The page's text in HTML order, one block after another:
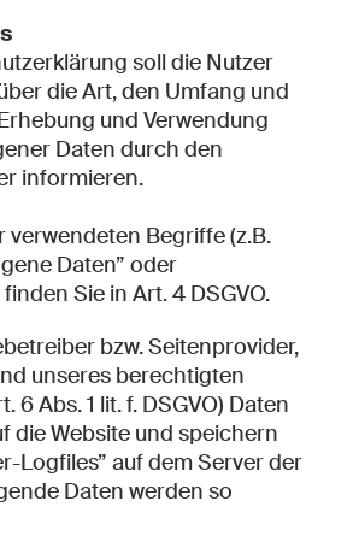
soll die Nutzer
die Art, den Umfang und
und Verwendung
Daten durch den
informieren.
verwendeten Begriffe (z.B.
Daten” oder
Sie in Art. 4 DSGVO.
bzw. Seitenprovider,
unseres berechtigten
6 Abs. 1 lit. f. DSGVO) Daten
die Website und speichern
Logfiles” auf dem Server der
Daten werden so